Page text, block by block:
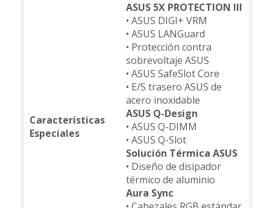
Características
Especiales
ASUS 5X PROTECTION III
• ASUS DIGI+ VRM
• ASUS LANGuard
• Protección contra
sobrevoltaje ASUS
• ASUS SafeSlot Core
• E/S trasero ASUS de
acero inoxidable
ASUS Q-Design
• ASUS Q-DIMM
• ASUS Q-Slot
Solución Térmica ASUS
• Diseño de disipador
térmico de aluminio
Aura Sync